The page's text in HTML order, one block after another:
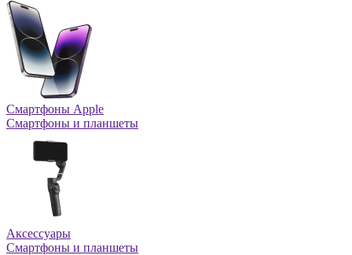
Смартфоны Apple
Смартфоны и планшеты
Аксессуары
Смартфоны и планшеты